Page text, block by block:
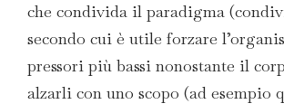
che condivida il paradigma
secondo cui è utile forzare
pressori più bassi nonostante il
alzarli con uno scopo (ad esempio